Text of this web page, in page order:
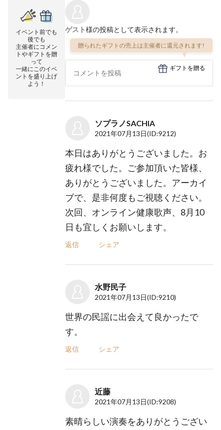
イベント前でも
後でも
主催者にコメン
トやギフトを贈
って
一緒にこのイベ
ントを盛り上げ
よう！
ゲスト様の投稿として表示されます。
贈られたギフトの売上は主催者に還元されます!
ギフトを贈る
ソプラノSACHIA
2021年07月13日(ID:9212)
本日はありがとうございました。お
疲れ様でした。ご参加頂いた皆様、
ありがとうございました。アーカイ
ブで、是非何度もご視聴ください。
次回、オンライン健康歌声、8月10
日も宜しくお願いします。
返信 シェア
水野民子
2021年07月13日(ID:9210)
世界の民謡に出会えて良かったで
す。
返信 シェア
近藤
2021年07月13日(ID:9208)
素晴らしい演奏をありがとうござい